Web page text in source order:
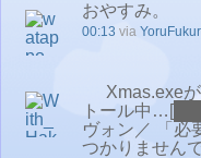
おやすみ。
00:13 via
Xmas.exe
トール中
ヴォン／ 「必
つかりません